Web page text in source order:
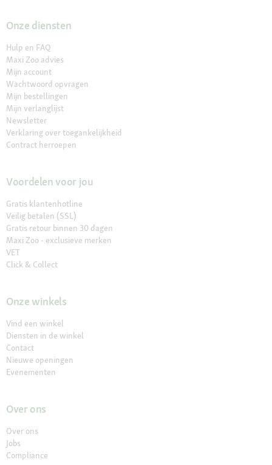
Onze diensten
Hulp en FAQ
Maxi Zoo advies
Mijn account
Wachtwoord opvragen
Mijn bestellingen
Mijn verlanglijst
Newsletter
Verklaring over toegankelijkheid
Contract herroepen
Voordelen voor jou
Gratis klantenhotline
Veilig betalen (SSL)
Gratis retour binnen 30 dagen
Maxi Zoo - exclusieve merken
VET
Click & Collect
Onze winkels
Vind een winkel
Diensten in de winkel
Contact
Nieuwe openingen
Evenementen
Over ons
Over ons
Jobs
Compliance